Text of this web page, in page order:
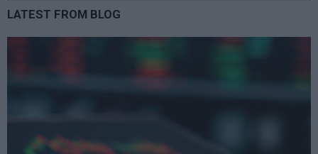
LATEST FROM BLOG